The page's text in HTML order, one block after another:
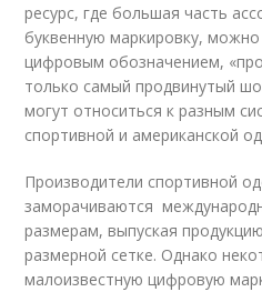
ресурс, где большая часть
буквенную маркировку,
цифровым обозначением,
только самый продвинутый
могут относиться к разным
спортивной и американской
Производители спортивной
заморачиваются
размерам, выпуская
размерной сетке. Однако
малоизвестную цифровую